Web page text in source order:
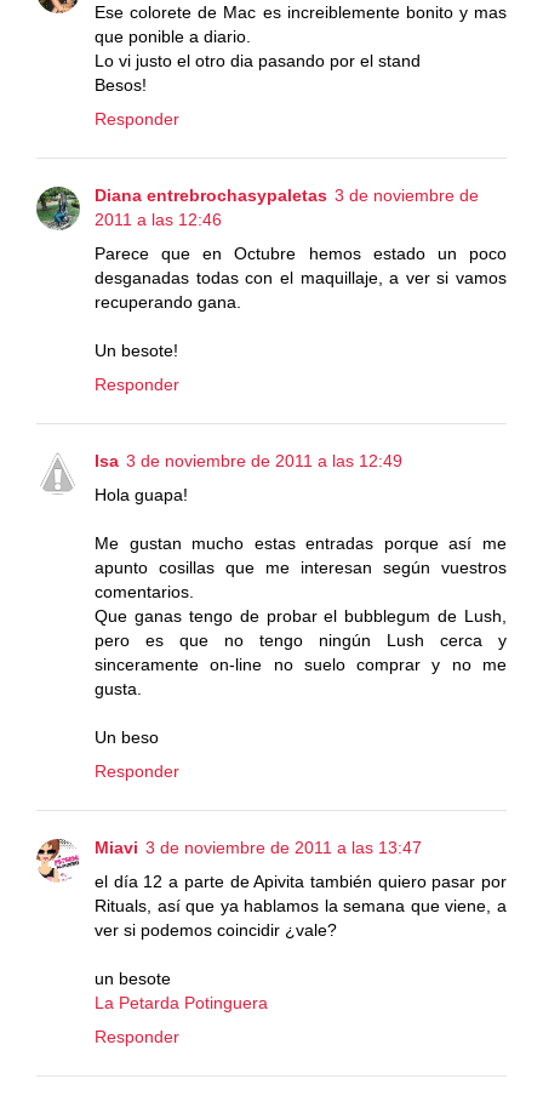
Ese colorete de Mac es increiblemente bonito y mas
que ponible a diario.
Lo vi justo el otro dia pasando por el stand
Besos!
Responder
Diana entrebrochasypaletas 3 de noviembre de
2011 a las 12:46
Parece que en Octubre hemos estado un poco
desganadas todas con el maquillaje, a ver si vamos
recuperando gana.
Un besote!
Responder
Isa 3 de noviembre de 2011 a las 12:49
Hola guapa!
Me gustan mucho estas entradas porque así me
apunto cosillas que me interesan según vuestros
comentarios.
Que ganas tengo de probar el bubblegum de Lush,
pero es que no tengo ningún Lush cerca y
sinceramente on-line no suelo comprar y no me
gusta.
Un beso
Responder
Miavi 3 de noviembre de 2011 a las 13:47
el día 12 a parte de Apivita también quiero pasar por
Rituals, así que ya hablamos la semana que viene, a
ver si podemos coincidir ¿vale?
un besote
La Petarda Potinguera
Responder